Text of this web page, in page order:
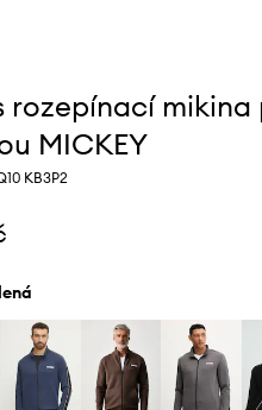
rozepínací mikina
MICKEY
KB3P2